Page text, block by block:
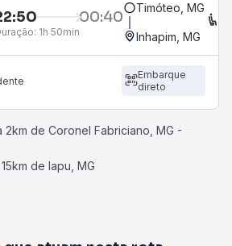
00:40
1h 50min
Timóteo, MG
Inhapim, MG
Embarque
direto
2km de Coronel Fabriciano, MG -
de Iapu, MG